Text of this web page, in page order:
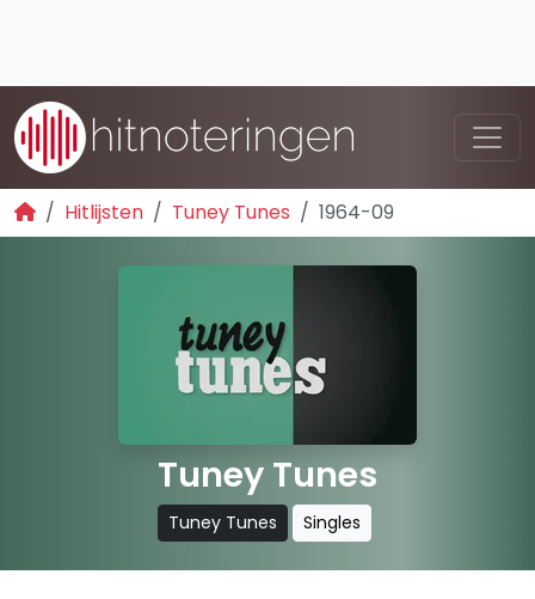
Hitlijsten Tuney Tunes 1964-09
Tuney Tunes
Tuney Tunes Singles